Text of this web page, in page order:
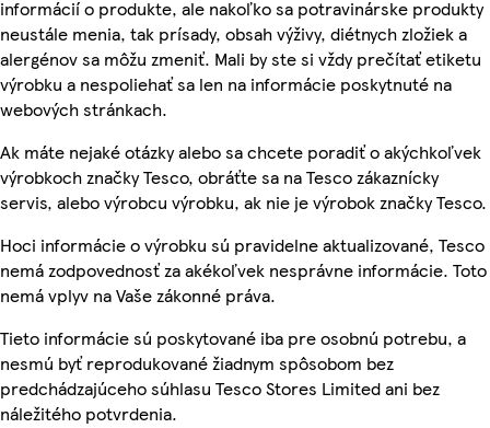
informácií o produkte, ale nakoľko sa potravinárske produkty
neustále menia, tak prísady, obsah výživy, diétnych zložiek a
alergénov sa môžu zmeniť. Mali by ste si vždy prečítať etiketu
výrobku a nespoliehať sa len na informácie poskytnuté na
webových stránkach.
Ak máte nejaké otázky alebo sa chcete poradiť o akýchkoľvek
výrobkoch značky Tesco, obráťte sa na Tesco zákaznícky
servis, alebo výrobcu výrobku, ak nie je výrobok značky Tesco.
Hoci informácie o výrobku sú pravidelne aktualizované, Tesco
nemá zodpovednosť za akékoľvek nesprávne informácie. Toto
nemá vplyv na Vaše zákonné práva.
Tieto informácie sú poskytované iba pre osobnú potrebu, a
nesmú byť reprodukované žiadnym spôsobom bez
predchádzajúceho súhlasu Tesco Stores Limited ani bez
náležitého potvrdenia.